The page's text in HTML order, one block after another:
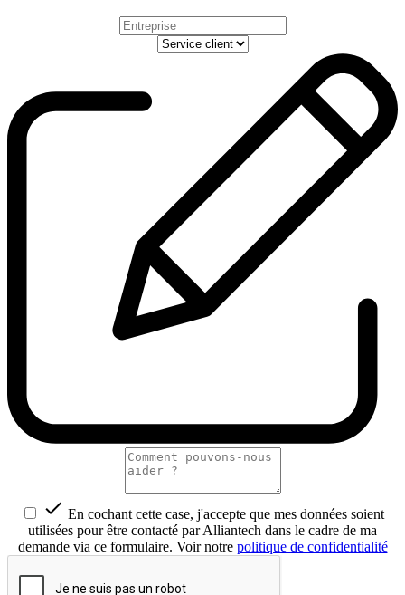
 En cochant cette case, j'accepte que mes données soient
utilisées pour être contacté par Alliantech dans le cadre de ma
demande via ce formulaire. Voir notre politique de confidentialité